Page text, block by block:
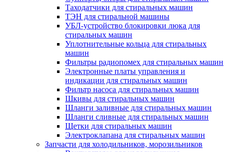
Таходатчики для стиральных машин
ТЭН для стиральной машины
УБЛ-устройство блокировки люка для
стиральных машин
Уплотнительные кольца для стиральных
машин
Фильтры радиопомех для стиральных машин
Электронные платы управления и
индикации для стиральных машин
Фильтр насоса для стиральных машин
Шкивы для стиральных машин
Шланги заливные для стиральных машин
Шланги сливные для стиральных машин
Щетки для стиральных машин
Электроклапана для стиральных машин
Запчасти для холодильников, морозильников